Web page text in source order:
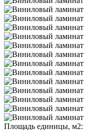
Площадь единицы, м2: